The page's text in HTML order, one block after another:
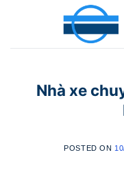
Nhà xe
POSTED ON